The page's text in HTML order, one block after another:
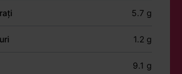
5.7 g
1.2 g
9.1 g